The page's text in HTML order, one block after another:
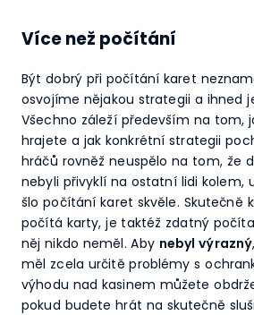
Více než počítání
Být dobrý při počítání karet
osvojíme nějakou strategii a ihned
Všechno záleží především na tom,
hrajete a jak konkrétní strategii
hráčů rovněž neuspělo na tom, že
nebyli přivyklí na ostatní lidi kolem,
šlo počítání karet skvěle. Skutečně
počítá karty, je taktéž zdatný
něj nikdo neměl. Aby nebyl výrazný
měl zcela určitě problémy s
výhodu nad kasinem můžete
pokud budete hrát na skutečně